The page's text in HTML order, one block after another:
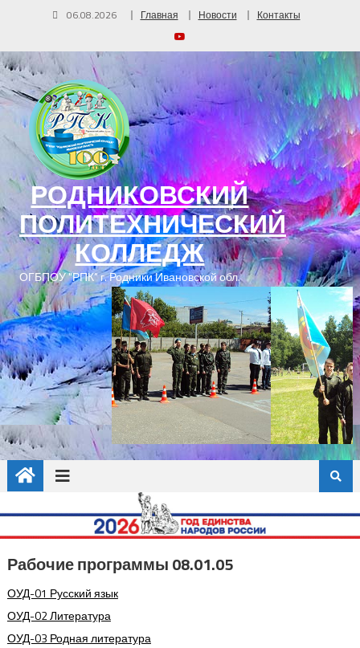
06.08.2026 Главная Новости Контакты
РОДНИКОВСКИЙ
ПОЛИТЕХНИЧЕСКИЙ
КОЛЛЕДЖ
ОГБПОУ "РПК" г. Родники Ивановской обл.
Рабочие программы 08.01.05
ОУД-01 Русский язык
ОУД-02 Литература
ОУД-03 Родная литература